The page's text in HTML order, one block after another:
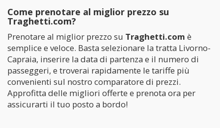
Come prenotare al miglior prezzo su
Traghetti.com?
Prenotare al miglior prezzo su Traghetti.com è
semplice e veloce. Basta selezionare la tratta Livorno-
Capraia, inserire la data di partenza e il numero di
passeggeri, e troverai rapidamente le tariffe più
convenienti sul nostro comparatore di prezzi.
Approfitta delle migliori offerte e prenota ora per
assicurarti il tuo posto a bordo!